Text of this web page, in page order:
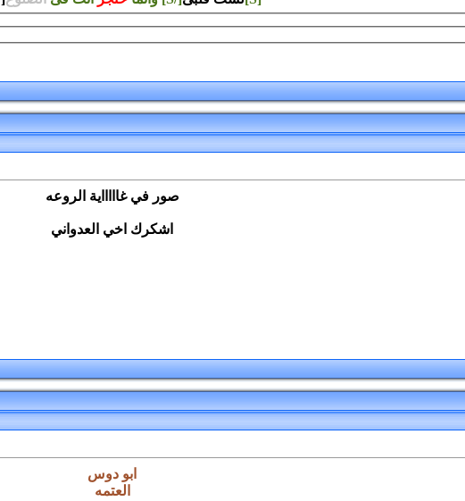
صور في غاااااية الروعه
اشكرك اخي العدواني
ابو دوس
العتمه